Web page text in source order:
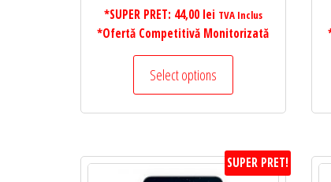
*SUPER PRET: 44,00 lei TVA Inclus
*Ofertă Competitivă Monitorizată
Select options
SUPER PRET!